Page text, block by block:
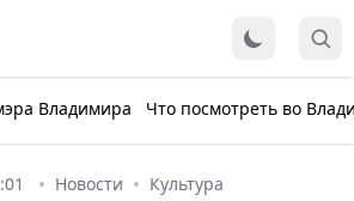
Владимира Что посмотреть во
Новости Культура